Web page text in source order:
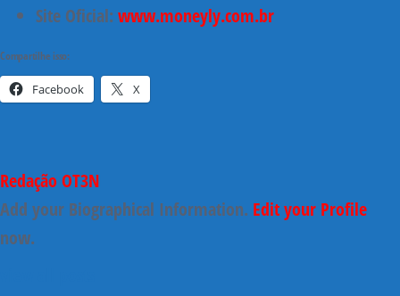
Site Oficial: www.moneyly.com.br
Compartilhe isso:
Facebook X
Redação OT3N
Add your Biographical Information. Edit your Profile
now.